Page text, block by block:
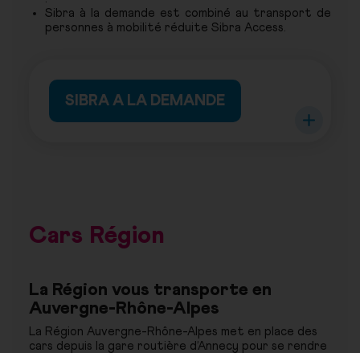
Sibra à la demande est combiné au transport de
personnes à mobilité réduite Sibra Access.
SIBRA A LA DEMANDE
Cars Région
La Région vous transporte en
Auvergne-Rhône-Alpes
La Région Auvergne-Rhône-Alpes met en place des
cars depuis la gare routière d’Annecy pour se rendre